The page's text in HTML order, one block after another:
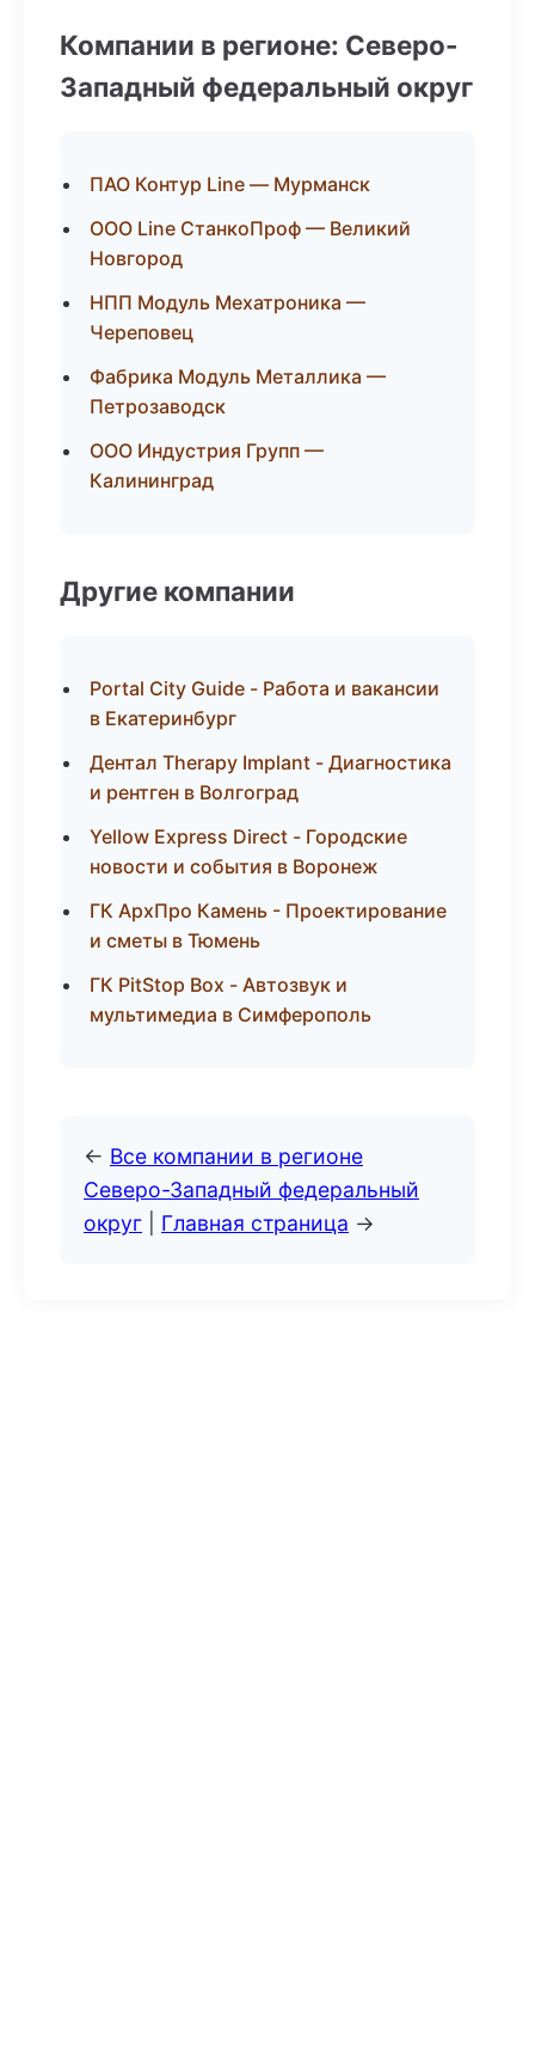
Компании в регионе: Северо-
Западный федеральный округ
ПАО Контур Line — Мурманск
ООО Line СтанкоПроф — Великий
Новгород
НПП Модуль Мехатроника —
Череповец
Фабрика Модуль Металлика —
Петрозаводск
ООО Индустрия Групп —
Калининград
Другие компании
Portal City Guide - Работа и вакансии
в Екатеринбург
Дентал Therapy Implant - Диагностика
и рентген в Волгоград
Yellow Express Direct - Городские
новости и события в Воронеж
ГК АрхПро Камень - Проектирование
и сметы в Тюмень
ГК PitStop Box - Автозвук и
мультимедиа в Симферополь
← Все компании в регионе
Северо-Западный федеральный
округ
Главная страница →